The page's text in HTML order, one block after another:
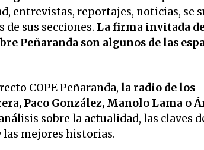
entrevistas, reportajes, noticias, se
sus secciones. La firma invitada
Peñaranda son algunos de las
COPE Peñaranda, la radio de los
Paco González, Manolo Lama o
sobre la actualidad, las claves
las mejores historias.